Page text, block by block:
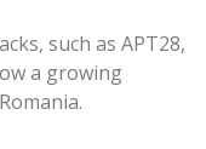
such as APT28,
a growing